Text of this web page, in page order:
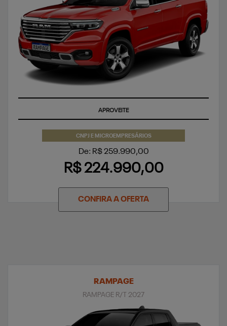
SUPERVALORIZAÇÃO DO SEU SEMINOVO OU TAXA ZERO
CNPJ E MICROEMPRESÁRIOS
De: R$ 259.990,00
R$ 224.990,00
CONFIRA A OFERTA
RAMPAGE
RAMPAGE R/T 2027